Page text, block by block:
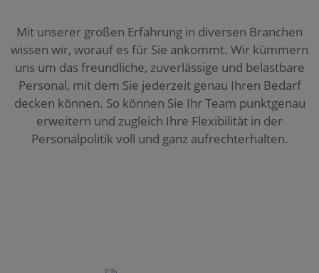
Mit unserer großen Erfahrung in diversen Branchen
wissen wir, worauf es für Sie ankommt. Wir kümmern
uns um das freundliche, zuverlässige und belastbare
Personal, mit dem Sie jederzeit genau Ihren Bedarf
decken können. So können Sie Ihr Team punktgenau
erweitern und zugleich Ihre Flexibilität in der
Personalpolitik voll und ganz aufrechterhalten.